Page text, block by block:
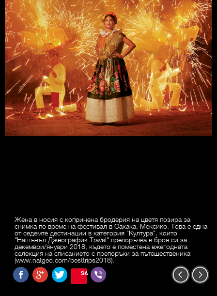
Жена в носия с копринена бродерия на цветя позира за
снимка по време на фестивал в Оахака, Мексико. Това е една
от седемте дестинации в категория "Култура", които
"Нашънъл Джеографик Travel" препоръчва в броя си за
декември/януари 2018, където е поместена ежегодната
селекция на списанието с препоръки за пътешественика
(www.natgeo.com/besttrips2018).
SAVE